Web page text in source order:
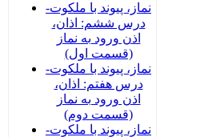
نماز، پیوند با ملکوت-
درس ششم: اذان،
اذن ورود به نماز
(قسمت اول)
نماز، پیوند با ملکوت-
درس هفتم: اذان،
اذن ورود به نماز
(قسمت دوم)
نماز، پیوند با ملکوت-